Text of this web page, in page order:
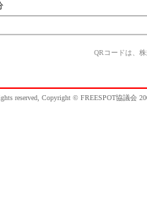
QRコードは、
reserved, Copyright © FREESPOT協議会